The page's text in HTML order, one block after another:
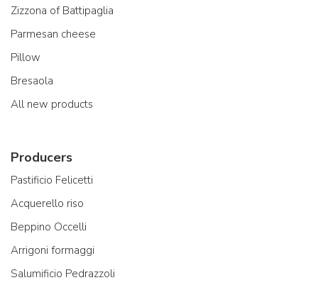
Zizzona of Battipaglia
Parmesan cheese
Pillow
Bresaola
All new products
Producers
Pastificio Felicetti
Acquerello riso
Beppino Occelli
Arrigoni formaggi
Salumificio Pedrazzoli